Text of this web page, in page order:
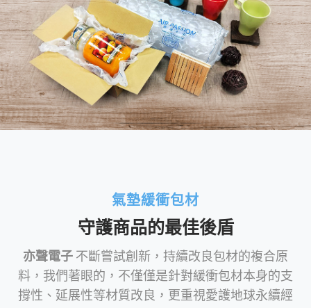
氣墊緩衝包材
守護商品的最佳後盾
亦聲電子 不斷嘗試創新，持續改良包材的複合原
料，我們著眼的，不僅僅是針對緩衝包材本身的支
撐性、延展性等材質改良，更重視愛護地球永續經